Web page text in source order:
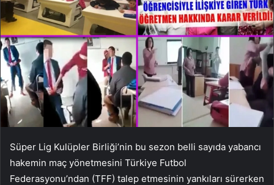
Süper Lig Kulüpler Birliği’nin bu sezon belli sayıda yabancı
hakemin maç yönetmesini Türkiye Futbol
Federasyonu’ndan (TFF) talep etmesinin yankıları sürerken